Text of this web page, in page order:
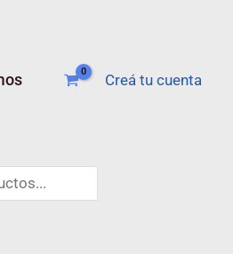
Creá tu cuenta